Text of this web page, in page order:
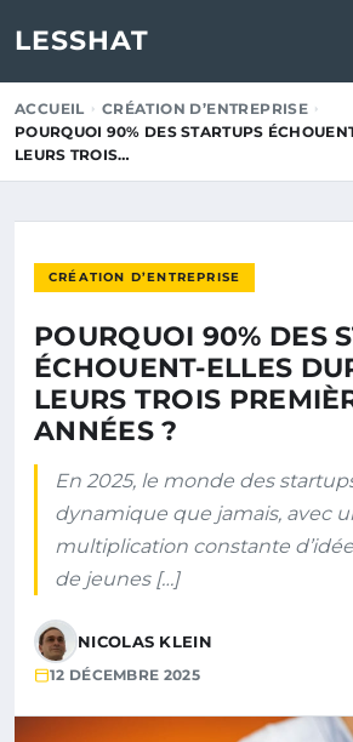
LESSHAT
ACCUEIL
CRÉATION D’ENTREPRISE
POURQUOI 90% DES STARTUPS
LEURS TROIS…
CRÉATION D’ENTREPRISE
POURQUOI 90% DES
ÉCHOUENT-ELLES
LEURS TROIS
ANNÉES ?
En 2025, le monde des
dynamique que jamais, avec
multiplication constante
de jeunes […]
NICOLAS KLEIN
12 DÉCEMBRE 2025